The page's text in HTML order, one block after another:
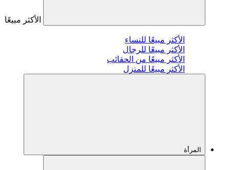
الأكثر مبيعًا
الأكثر مبيعًا للنساء
الأكثر مبيعًا للرجال
الأكثر مبيعًا من الحقائب
الأكثر مبيعًا للمنزل
المرأة